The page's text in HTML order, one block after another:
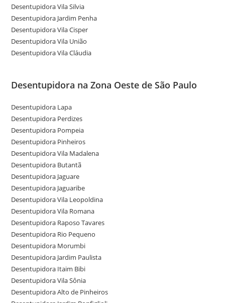
Desentupidora Vila Silvia
Desentupidora Jardim Penha
Desentupidora Vila Cisper
Desentupidora Vila União
Desentupidora Vila Cláudia
Desentupidora na Zona Oeste de São Paulo
Desentupidora Lapa
Desentupidora Perdizes
Desentupidora Pompeia
Desentupidora Pinheiros
Desentupidora Vila Madalena
Desentupidora Butantã
Desentupidora Jaguare
Desentupidora Jaguaribe
Desentupidora Vila Leopoldina
Desentupidora Vila Romana
Desentupidora Raposo Tavares
Desentupidora Rio Pequeno
Desentupidora Morumbi
Desentupidora Jardim Paulista
Desentupidora Itaim Bibi
Desentupidora Vila Sônia
Desentupidora Alto de Pinheiros